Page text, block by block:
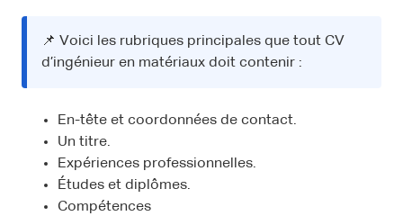
📌 Voici les rubriques principales que tout CV
d’ingénieur en matériaux doit contenir :
En-tête et coordonnées de contact.
Un titre.
Expériences professionnelles.
Études et diplômes.
Compétences